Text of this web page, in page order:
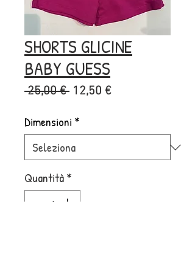
SHORTS GLICINE
BABY GUESS
25,00 € Prezzo
12,50 €Prezzo
Dimensioni *
Quantità*